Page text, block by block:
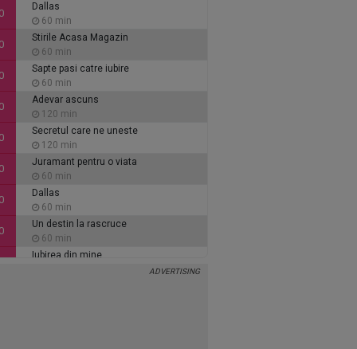
Dallas
60 min
Stirile Acasa Magazin
60 min
Sapte pasi catre iubire
60 min
Adevar ascuns
120 min
Secretul care ne uneste
120 min
Juramant pentru o viata
60 min
Dallas
60 min
Un destin la rascruce
60 min
Iubirea din mine